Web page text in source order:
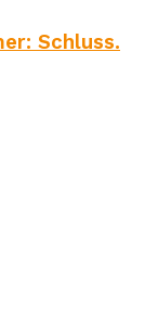
Schluss.